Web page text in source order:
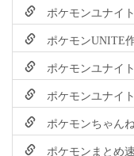
ポケモンユナイ
ポケモンUNITE
ポケモンユナイ
ポケモンユナイ
ポケモンちゃん
ポケモンまとめ